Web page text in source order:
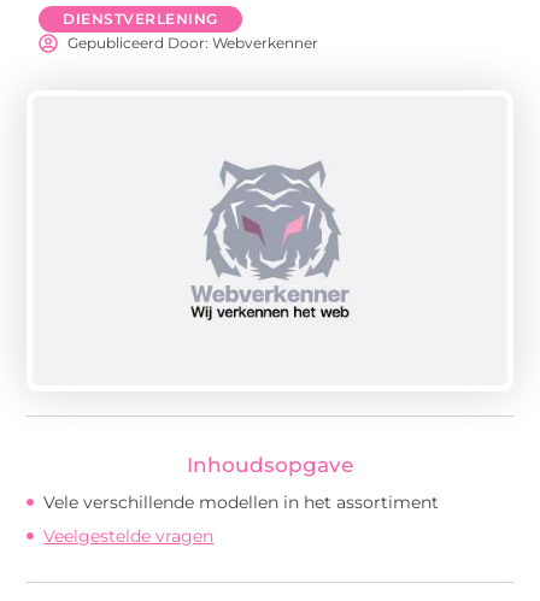
DIENSTVERLENING
Gepubliceerd Door: Webverkenner
Inhoudsopgave
Vele verschillende modellen in het assortiment
Veelgestelde vragen